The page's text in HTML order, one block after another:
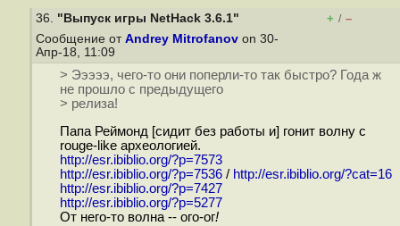
36. "Выпуск игры NetHack 3.6.1" + / –
Сообщение от Andrey Mitrofanov on 30-
Апр-18, 11:09
> Эээээ, чего-то они поперли-то так быстро? Года ж
не прошло с предыдущего
> релиза!
Папа Реймонд [сидит без работы и] гонит волну с
rouge-like археологией.
http://esr.ibiblio.org/?p=7573
http://esr.ibiblio.org/?p=7536/ http://esr.ibiblio.org/?cat=16
http://esr.ibiblio.org/?p=7427
http://esr.ibiblio.org/?p=5277
От него-то волна -- ого-ог!